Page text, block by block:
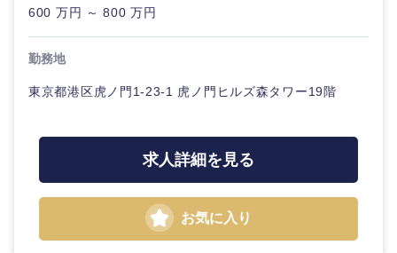
管理
SCM
人事 M&A・事業投資
政策渉外
その他企画業務
マーケティング
営業
素材・化学・金属
食品・化粧品・アパレル・消費財
金融
宮城県
フリーワード
スタートアップ企
600 万円 ～ 800 万円
勤務地
東京都港区虎ノ門1-23-1 虎ノ門ヒルズ森タワー19階
求人詳細を見る
お気に入り